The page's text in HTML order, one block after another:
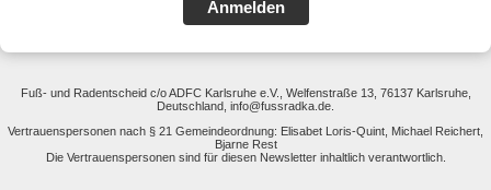
Anmelden
Fuß- und Radentscheid c/o ADFC Karlsruhe e.V., Welfenstraße 13, 76137 Karlsruhe,
Deutschland, info@fussradka.de.
Vertrauenspersonen nach § 21 Gemeindeordnung: Elisabet Loris-Quint, Michael Reichert,
Bjarne Rest
Die Vertrauenspersonen sind für diesen Newsletter inhaltlich verantwortlich.